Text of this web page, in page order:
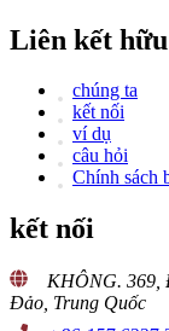
Liên kết
chúng ta
kết nối
ví dụ
câu hỏi
Chính sách
kết nối
KHÔNG. 369,
Đảo, Trung Quốc